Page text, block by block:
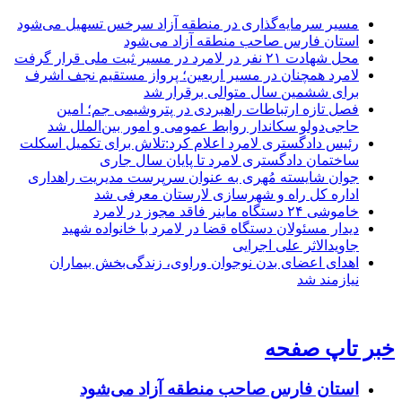
مسیر سرمایه‌گذاری در منطقه آزاد سرخس تسهیل می‌شود
استان فارس صاحب منطقه آزاد می‌شود
محل شهادت ۲۱ نفر در لامرد در مسیر ثبت ملی قرار گرفت
لامرد همچنان در مسیر اربعین؛ پرواز مستقیم نجف اشرف
برای ششمین سال متوالی برقرار شد
فصل تازه ارتباطات راهبردی در پتروشیمی جم؛ امین
حاجی‌دولو سکاندار روابط عمومی و امور بین‌الملل شد
رئیس دادگستری لامرد اعلام کرد:تلاش برای تکمیل اسکلت
ساختمان دادگستری لامرد تا پایان سال جاری
جوان شایسته مُهری به عنوان سرپرست مدیریت راهداری
اداره کل راه و شهرسازی لارستان معرفی شد
خاموشی ۲۴ دستگاه ماینر فاقد مجوز در لامرد
دیدار مسئولان دستگاه قضا در لامرد با خانواده شهید
جاویدالاثر علی اجرایی
اهدای اعضای بدن نوجوان وراوی، زندگی‌بخش بیماران
نیازمند شد
خبر تاپ صفحه
استان فارس صاحب منطقه آزاد می‌شود